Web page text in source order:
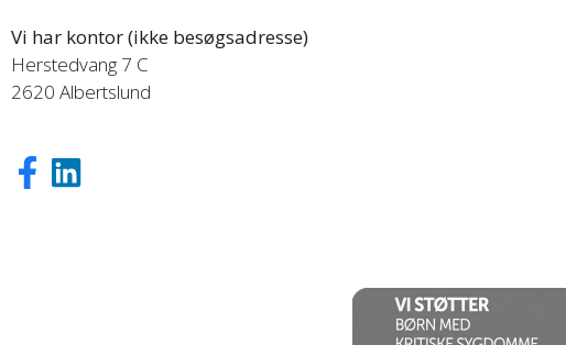
Vi har kontor (ikke besøgsadresse)
Herstedvang 7 C
2620 Albertslund